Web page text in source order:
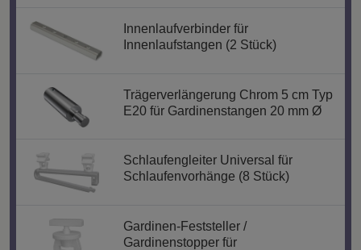
Innenlaufverbinder für
Innenlaufstangen (2 Stück)
Trägerverlängerung Chrom 5 cm Typ
E20 für Gardinenstangen 20 mm Ø
Schlaufengleiter Universal für
Schlaufenvorhänge (8 Stück)
Gardinen-Feststeller /
Gardinenstopper für